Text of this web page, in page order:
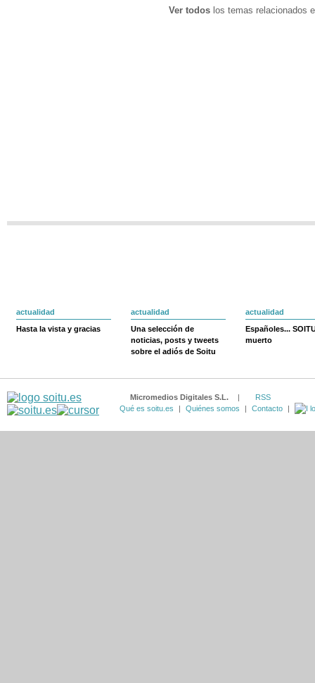
Ver todos los temas relacionados
actualidad
Hasta la vista y gracias
actualidad
Una selección de
noticias, posts y tweets
sobre el adiós de Soitu
actualidad
Españoles...
muerto
Micromedios Digitales S.L. |
RSS
Qué es soitu.es
| Quiénes somos | Contacto |